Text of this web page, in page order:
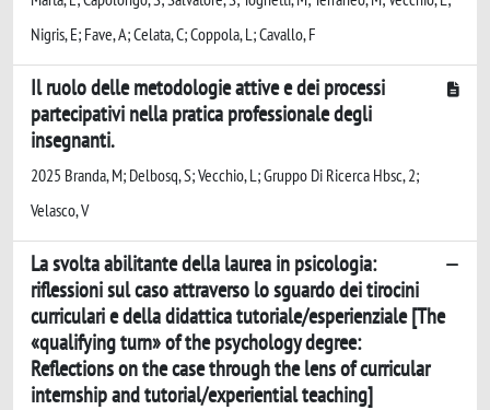
Nigris, E; Fave, A; Celata, C; Coppola, L; Cavallo, F
Il ruolo delle metodologie attive e dei processi
partecipativi nella pratica professionale degli
insegnanti.
2025 Branda, M; Delbosq, S; Vecchio, L; Gruppo Di Ricerca Hbsc, 2;
Velasco, V
La svolta abilitante della laurea in psicologia:
riflessioni sul caso attraverso lo sguardo dei tirocini
curriculari e della didattica tutoriale/esperienziale [The
«qualifying turn» of the psychology degree:
Reflections on the case through the lens of curricular
internship and tutorial/experiential teaching]